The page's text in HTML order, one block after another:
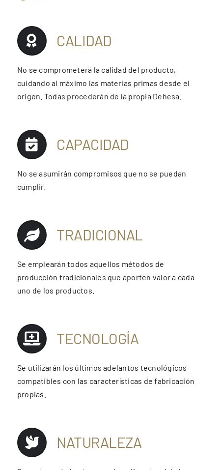
CALIDAD
No se comprometerá la calidad del producto,
cuidando al máximo las materias primas desde el
origen. Todas procederán de la propia Dehesa.
CAPACIDAD
No se asumirán compromisos que no se puedan
cumplir.
TRADICIONAL
Se emplearán todos aquellos métodos de
producción tradicionales que aporten valor a cada
uno de los productos.
TECNOLOGÍA
Se utilizarán los últimos adelantos tecnológicos
compatibles con las características de fabricación
propias.
NATURALEZA